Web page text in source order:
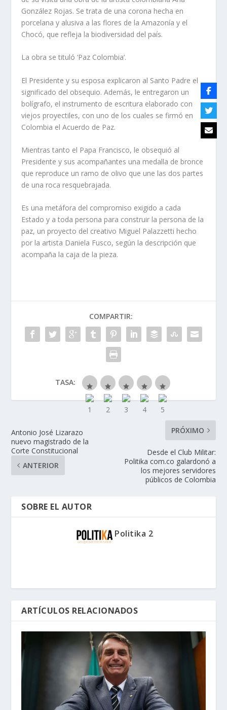
González Rojas. Se trata de una corona hecha en
porcelana y alusiva a las flores de la Amazonía y el
Chocó, que refleja la biodiversidad del país.
La obra se tituló ‘Paz Colombia’.
El Presidente y su esposa explicaron al Santo Padre el
significado del obsequio. Además, le entregaron un
bolígrafo, el instrumento de escritura elaborado con
viejos proyectiles, con uno de los cuales se firmó en
Colombia el Acuerdo de Paz.
Mientras tanto el Papa Francisco, le obsequió al
Presidente y sus acompañantes una medalla de bronce
que reproduce un ramo de olivo que une las dos partes
de una roca resquebrajada.
Es una metáfora del compromiso exigido a cada
Estado y a toda persona para construir la persona de la
paz, un proyecto del creativo Miguel Palazzetti hecho
por la artista Daniela Fusco, según la descripción que
acompaña la caja de la pieza.
COMPARTIR:
TASA:
Antonio José Lizarazo
nuevo magistrado de la
Corte Constitucional
ANTERIOR
PRÓXIMO
Desde el Club Militar:
Politika com.co galardonó a
los mejores servidores
públicos de Colombia
SOBRE EL AUTOR
Politika 2
ARTÍCULOS RELACIONADOS